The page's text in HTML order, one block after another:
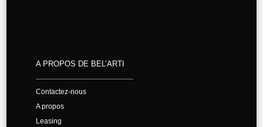
A PROPOS DE BEL’ARTI
Contactez-nous
A propos
Leasing